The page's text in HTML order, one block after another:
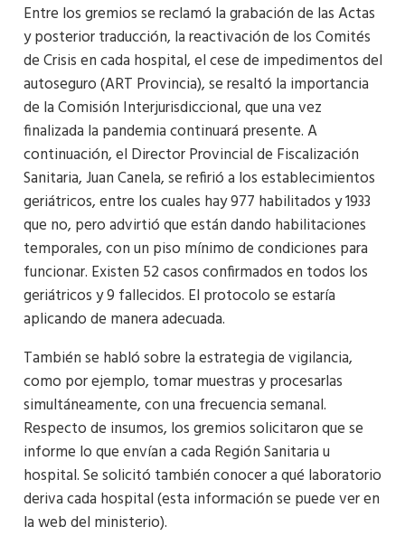
Entre los gremios se reclamó la grabación de las Actas
y posterior traducción, la reactivación de los Comités
de Crisis en cada hospital, el cese de impedimentos del
autoseguro (ART Provincia), se resaltó la importancia
de la Comisión Interjurisdiccional, que una vez
finalizada la pandemia continuará presente. A
continuación, el Director Provincial de Fiscalización
Sanitaria, Juan Canela, se refirió a los establecimientos
geriátricos, entre los cuales hay 977 habilitados y 1933
que no, pero advirtió que están dando habilitaciones
temporales, con un piso mínimo de condiciones para
funcionar. Existen 52 casos confirmados en todos los
geriátricos y 9 fallecidos. El protocolo se estaría
aplicando de manera adecuada.
También se habló sobre la estrategia de vigilancia,
como por ejemplo, tomar muestras y procesarlas
simultáneamente, con una frecuencia semanal.
Respecto de insumos, los gremios solicitaron que se
informe lo que envían a cada Región Sanitaria u
hospital. Se solicitó también conocer a qué laboratorio
deriva cada hospital (esta información se puede ver en
la web del ministerio).